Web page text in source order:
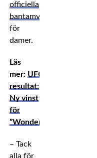
officiella
bantamviktsranking
för
damer.
Läs
mer: UFC-
resultat:
Ny vinst
för
”Wonderboy”
– Tack
alla för